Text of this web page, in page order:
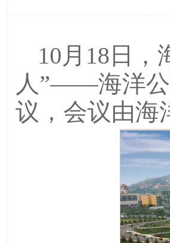
10月18日
人”——海洋公
议，会议由海